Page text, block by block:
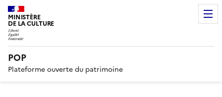
MINISTÈRE
DE LA CULTURE
POP
Plateforme ouverte du patrimoine